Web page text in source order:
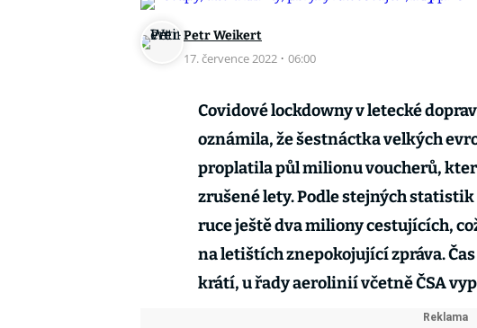
Petr Weikert
17. července 2022 · 06:00
Covidové lockdowny v letecké
oznámila, že šestnáctka velkých
proplatila půl milionu voucherů,
zrušené lety. Podle stejných
ruce ještě dva miliony cestujících,
na letištích znepokojující zpráva.
krátí, u řady aerolinií včetně ČSA